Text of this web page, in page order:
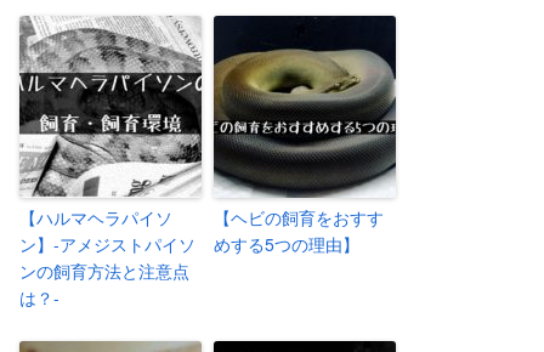
【ハルマヘラパイソ
ン】-アメジストパイソ
ンの飼育方法と注意点
は？-
【ヘビの飼育をおすす
めする5つの理由】